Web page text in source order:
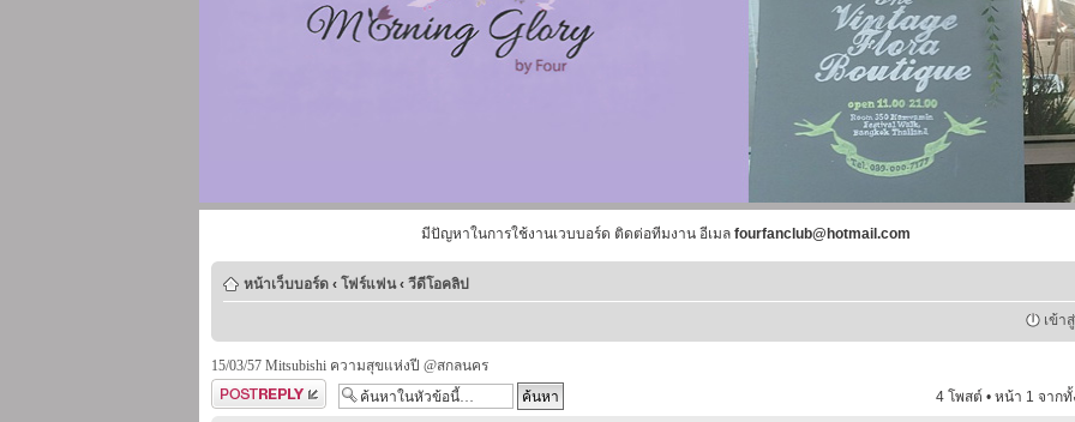
มีปัญหาในการใช้งานเวบบอร์ด ติดต่อทีมงาน อีเมล fourfanclub@hotmail.com
หน้าเว็บบอร์ด ‹ โฟร์แฟน ‹ วีดีโอคลิป
เข้า
15/03/57 Mitsubishi ความสุขแห่งปี @สกลนคร
ตอบกระทู้
4 โพสต์ • หน้า 1 จาก